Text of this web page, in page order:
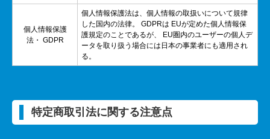
個人情報保護
法・ GDPR
個人情報保護法は、個人情報の取扱いについて規律
した国内の法律。GDPRは EUが定めた個人情報保
護規定のことであるが、
EU圏内のユーザーの個人デ
ータを取り扱う場合には日本の事業者にも適用され
る。
特定商取引法に関する注意点